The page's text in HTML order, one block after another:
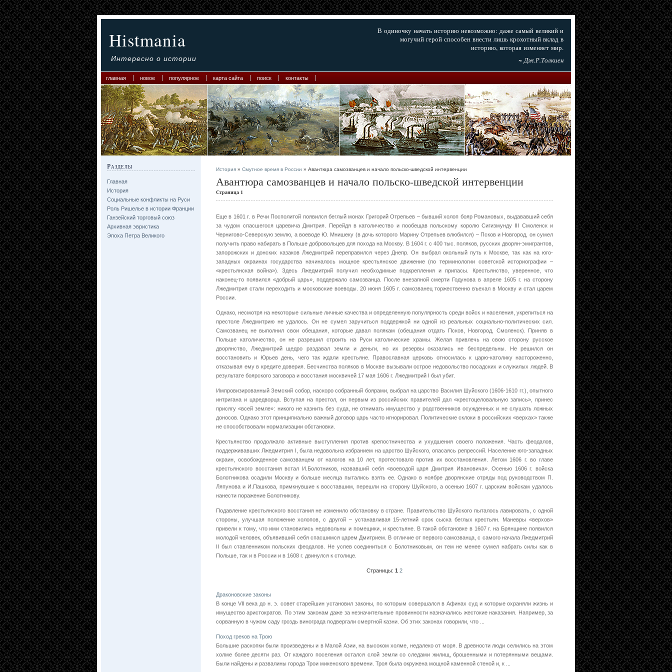
Histmania
Интересно о истории
В одиночку начать историю невозможно: даже самый великий и
могучий герой способен внести лишь крохотный вклад в
историю, которая изменяет мир.
~ Дж.Р.Толкиен
главная новое популярное карта сайта поиск контакты
Разделы
Главная
История
Социальные конфликты на Руси
Роль Ришелье в истории Франции
Ганзейский торговый союз
Архивная эвристика
Эпоха Петра Великого
История » Смутное время в России » Авантюра самозванцев и начало польско-шведской интервенции
Авантюра самозванцев и начало польско-шведской интервенции
Страница 1
Еще в 1601 г. в Речи Посполитой появился беглый монах Григорий Отрепьев – бывший холоп бояр Романовых, выдававший себя
за чудом спасшегося царевича Дмитрия. Перейдя в католичество и пообещав польскому королю Сигизмунду III Смоленск и
Чернигово-Северскую землю, а воеводе Ю. Мнишеку (в дочь которого Марину Отрепьев влюбился) – Псков и Новгород, он сумел
получить право набирать в Польше добровольцев для похода на Москву. В 1604 г. с 400 тыс. поляков, русских дворян-эмигрантов,
запорожских и донских казаков Лжедмитрий переправился через Днепр. Он выбрал окольный путь к Москве, так как на юго-
западных окраинах государства начиналось мощное крестьянское движение (по терминологии советской историографии –
«крестьянская война»). Здесь Лжедмитрий получил необходимые подкрепления и припасы. Крестьянство, уверенное, что
наконец-то появился «добрый царь», поддержало самозванца. После внезапной смерти Годунова в апреле 1605 г. на сторону
Лжедмитрия стали переходить и московские воеводы. 20 июня 1605 г. самозванец торжественно въехал в Москву и стал царем
России.
Однако, несмотря на некоторые сильные личные качества и определенную популярность среди войск и населения, укрепиться на
престоле Лжедмитрию не удалось. Он не сумел заручиться поддержкой ни одной из реальных социально-политических сил.
Самозванец не выполнил свои обещания, которые давал полякам (обещания отдать Псков, Новгород, Смоленск). Приняв в
Польше католичество, он не разрешил строить на Руси католические храмы. Желая привлечь на свою сторону русское
дворянство, Лжедмитрий щедро раздавал земли и деньги, но их резервы оказались не беспредельны. Не решился он
восстановить и Юрьев день, чего так ждали крестьяне. Православная церковь относилась к царю-католику настороженно,
отказывая ему в кредите доверия. Бесчинства поляков в Москве вызывали острое недовольство посадских и служилых людей. В
результате боярского заговора и восстания москвичей 17 мая 1606 г. Лжедмитрий I был убит.
Импровизированный Земский собор, наскоро собранный боярами, выбрал на царство Василия Шуйского (1606-1610 гг.), опытного
интригана и царедворца. Вступая на престол, он первым из российских правителей дал «крестоцеловальную запись», принес
присягу «всей земле»: никого не казнить без суда, не отнимать имущество у родственников осужденных и не слушать ложных
доносов. Однако этот принципиально важный договор царь часто игнорировал. Политические склоки в российских «верхах» также
не способствовали нормализации обстановки.
Крестьянство продолжало активные выступления против крепостничества и ухудшения своего положения. Часть феодалов,
поддерживавших Лжедмитрия I, была недовольна избранием на царство Шуйского, опасаясь репрессий. Население юго-западных
окраин, освобожденное самозванцем от налогов на 10 лет, протестовало против их восстановления. Летом 1606 г. во главе
крестьянского восстания встал И.Болотников, назвавший себя «воеводой царя Дмитрия Ивановича». Осенью 1606 г. войска
Болотникова осадили Москву и больше месяца пытались взять ее. Однако в ноябре дворянские отряды под руководством П.
Ляпунова и И.Пашкова, примкнувшие к восставшим, перешли на сторону Шуйского, а осенью 1607 г. царским войскам удалось
нанести поражение Болотникову.
Подавление крестьянского восстания не изменило обстановку в стране. Правительство Шуйского пыталось лавировать, с одной
стороны, улучшая положение холопов, с другой – устанавливая 15-летний срок сыска беглых крестьян. Маневры «верхов»
привели к тому, что ими становились недовольны и помещики, и крестьяне. В такой обстановке в 1607 г. на Брянщине появился
молодой человек, объявивший себя спасшимся царем Дмитрием. В отличие от первого самозванца, с самого начала Лжедмитрий
II был ставленником польских феодалов. Не успев соединиться с Болотниковым, он тем не менее сумел набрать силы как в
Польше, так и в России и в 1608 г. двинулся к столице.
Страницы: 1 2
Драконовские законы
В конце VII века до н. э. совет старейшин установил законы, по которым совершался в Афинах суд и которые охраняли жизнь и
имущество аристократов. По этим законам даже за незначительные провинности назначались жестокие наказания. Например, за
сорванную в чужом саду гроздь винограда подвергали смертной казни. Об этих законах говорили, что ...
Поход греков на Трою
Большие раскопки были произведены и в Малой Азии, на высоком холме, недалеко от моря. В древности люди селились на этом
холме более десяти раз. От каждого поселения остался слой земли со следами жилищ, брошенными и потерянными вещами.
Были найдены и развалины города Трои микенского времени. Троя была окружена мощной каменной стеной и, к ...